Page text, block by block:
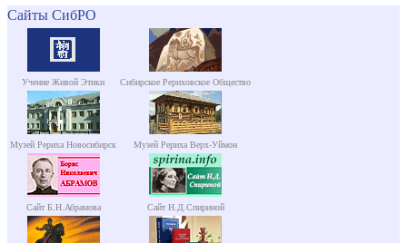
Сайты СибРО
Учение Живой Этики Сибирское Рериховское Общество
Музей Рериха Новосибирск Музей Рериха Верх-Уймон
Сайт Б.Н.Абрамова Сайт Н.Д.Спириной